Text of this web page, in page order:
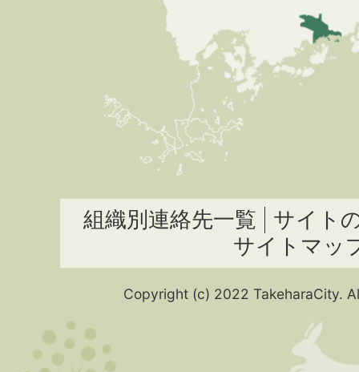
組織別連絡先一覧
サイト
サイトマッ
Copyright (c) 2022 TakeharaCity.